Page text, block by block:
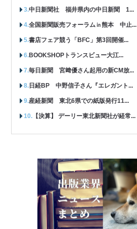
中日新聞社 福井県内の中日新聞 1...
全国新聞販売フォーラム㏌熊本 中止...
書店フェア競う「BFC」第3回開催...
BOOKSHOPトランスビュー大江...
毎日新聞 宮﨑優さん起用の新CM放...
日経BP 中野信子さん『エレガント...
産経新聞 東北6県での紙版発行11...
【決算】 デーリー東北新聞社が経常...